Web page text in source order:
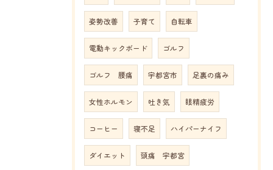
姿勢改善 子育て 自転車
電動キックボード ゴルフ
ゴルフ 腰痛 宇都宮市 足裏の痛み
女性ホルモン 吐き気 眼精疲労
コーヒー 寝不足 ハイパーナイフ
ダイエット 頭痛 宇都宮